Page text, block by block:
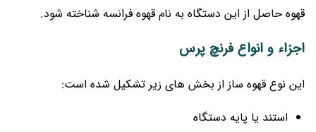
قهوه حاصل از این دستگاه به نام قهوه فرانسه شناخته شود.
اجزاء و انواع فرنچ پرس
این نوع قهوه ساز از بخش های زیر تشکیل شده است:
استند یا پایه دستگاه